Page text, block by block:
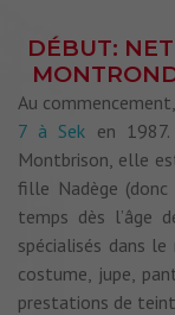
DÉBUT:
Au
7 à Sek en
Montbrison, elle
fille Nadège
temps dès l’âge
spécialisés dans
costume, jupe,
prestations de